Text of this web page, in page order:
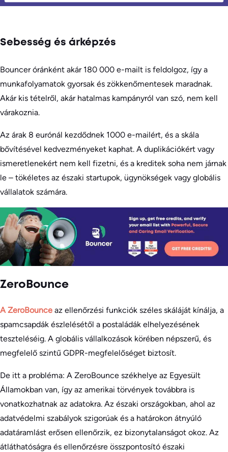
Sebesség és árképzés
Bouncer óránként akár 180 000 e-mailt is feldolgoz, így a
munkafolyamatok gyorsak és zökkenőmentesek maradnak.
Akár kis tételről, akár hatalmas kampányról van szó, nem kell
várakoznia.
Az árak 8 eurónál kezdődnek 1000 e-mailért, és a skála
bővítésével kedvezményeket kaphat. A duplikációkért vagy
ismeretlenekért nem kell fizetni, és a kreditek soha nem járnak
le – tökéletes az északi startupok, ügynökségek vagy globális
vállalatok számára.
ZeroBounce
A ZeroBounce az ellenőrzési funkciók széles skáláját kínálja, a
spamcsapdák észlelésétől a postaládák elhelyezésének
teszteléséig. A globális vállalkozások körében népszerű, és
megfelelő szintű GDPR-megfelelőséget biztosít.
De itt a probléma: A ZeroBounce székhelye az Egyesült
Államokban van, így az amerikai törvények továbbra is
vonatkozhatnak az adatokra. Az északi országokban, ahol az
adatvédelmi szabályok szigorúak és a határokon átnyúló
adatáramlást erősen ellenőrzik, ez bizonytalanságot okoz. Az
átláthatóságra és ellenőrzésre összpontosító északi